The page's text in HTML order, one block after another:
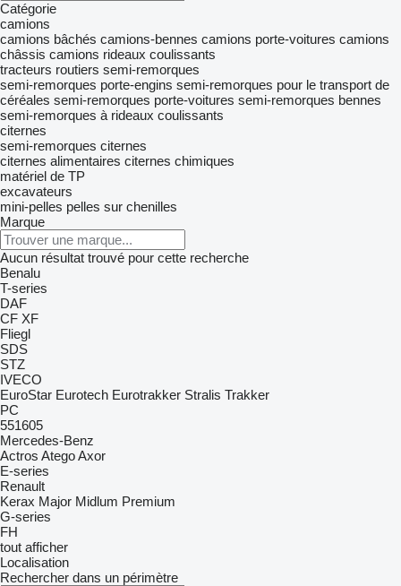
Catégorie
camions
camions bâchés camions-bennes camions porte-voitures camions
châssis camions rideaux coulissants
tracteurs routiers semi-remorques
semi-remorques porte-engins semi-remorques pour le transport de
céréales semi-remorques porte-voitures semi-remorques bennes
semi-remorques à rideaux coulissants
citernes
semi-remorques citernes
citernes alimentaires citernes chimiques
matériel de TP
excavateurs
mini-pelles pelles sur chenilles
Marque
Aucun résultat trouvé pour cette recherche
Benalu
T-series
DAF
CF XF
Fliegl
SDS
STZ
IVECO
EuroStar Eurotech Eurotrakker Stralis Trakker
PC
551605
Mercedes-Benz
Actros AtegoAxor
E-series
Renault
Kerax Major Midlum Premium
G-series
FH
tout afficher
Localisation
Rechercher dans un périmètre